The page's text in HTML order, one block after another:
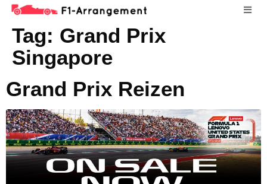
Tag: Grand Prix
Singapore
Grand Prix Reizen